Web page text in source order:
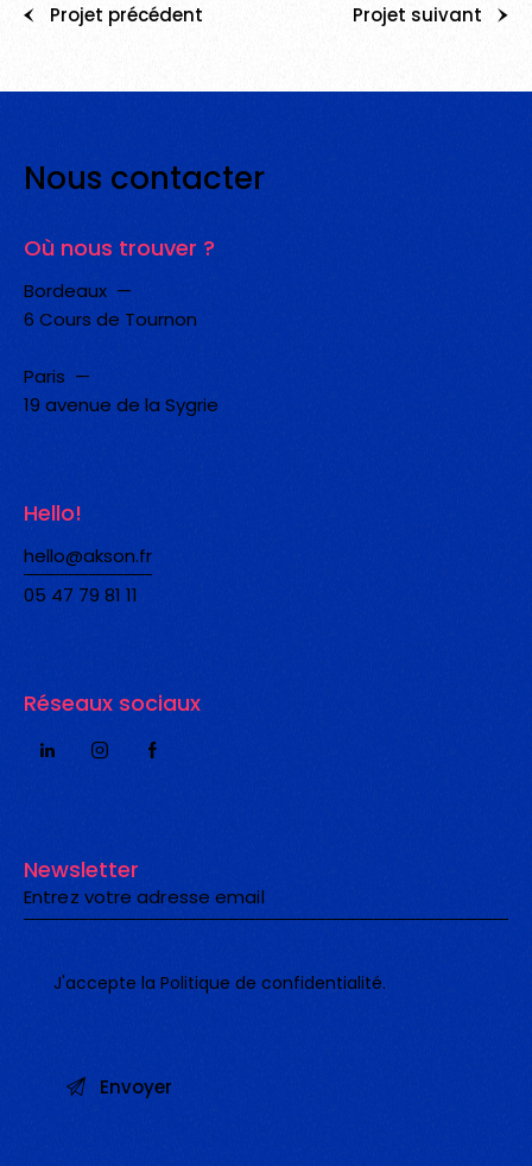
Projet précédent Projet suivant
Nous contacter
Où nous trouver ?
Bordeaux —
6 Cours de Tournon
Paris —
19 avenue de la Sygrie
Hello!
hello@akson.fr
05 47 79 81 11
Réseaux sociaux
Newsletter
J'accepte laPolitique de confidentialité.